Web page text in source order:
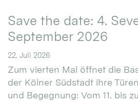
Save the date: 4.
September 2026
22. Juli 2026
Zum vierten Mal öffnet die
der Kölner Südstadt ihre
und Begegnung: Vom 11. bis